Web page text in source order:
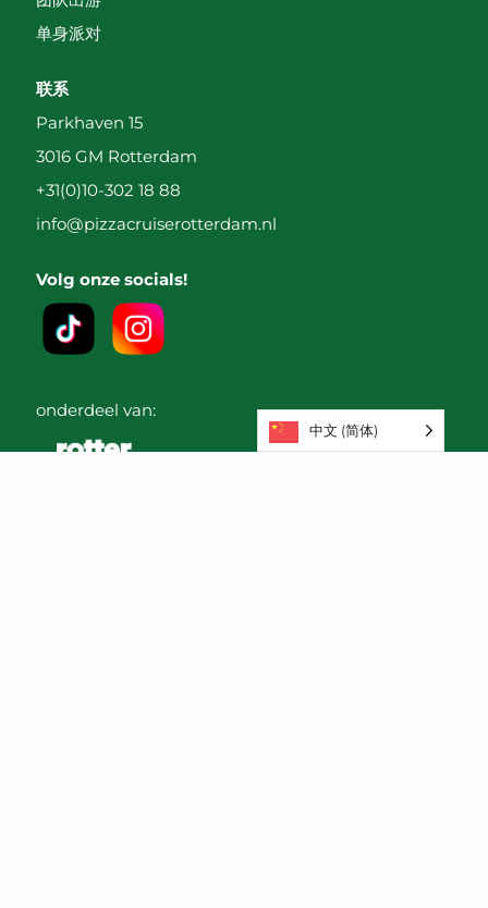
单身派对
联系
Parkhaven 15
3016 GM Rotterdam
+31(0)10-302 18 88
info@pizzacruiserotterdam.nl
Volg onze socials!
onderdeel van:
中文 (简体)